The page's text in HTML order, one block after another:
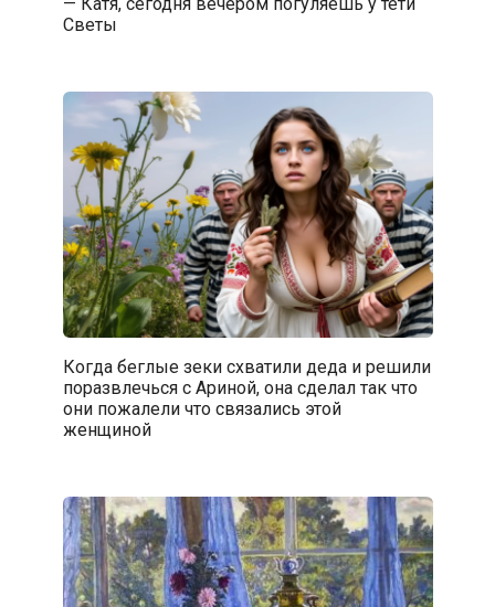
Светы
Когда беглые зеки схватили деда и решили
поразвлечься с Ариной, она сделал так что
они пожалели что связались этой
женщиной